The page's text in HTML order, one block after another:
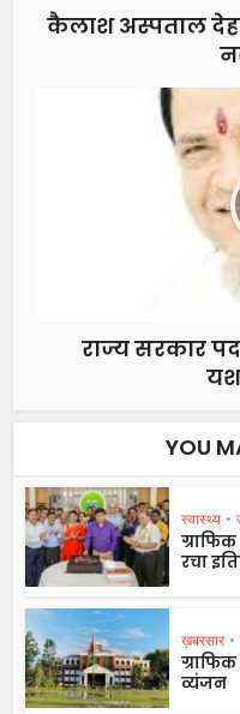
कैलाश अस्पताल
राज्य सरकार
YOU
स्वास्थ्य •
रचा
ख़बरसार •
व्यंजन